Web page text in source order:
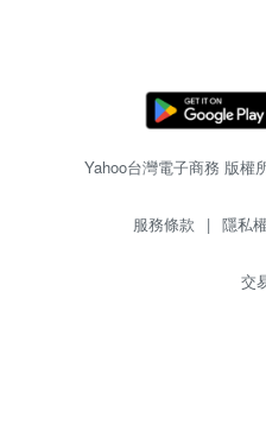
Yahoo台灣電子商務 版權
服務條款 | 隱私權
交